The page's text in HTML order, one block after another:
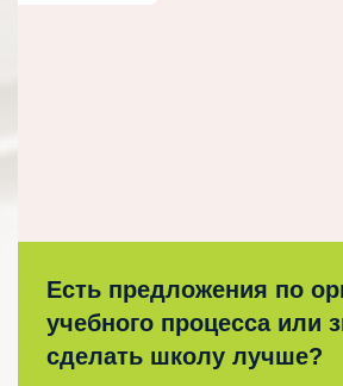
Есть предложения по
учебного процесса или
сделать школу лучше?